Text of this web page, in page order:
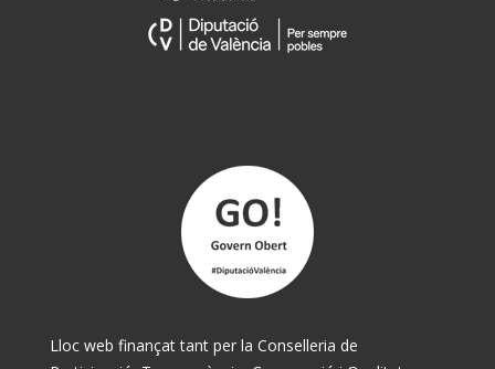
Lloc web finançat tant per la Conselleria de